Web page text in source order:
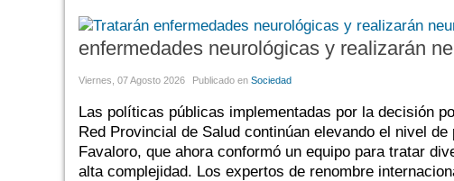
enfermedades neurológicas y realizarán
Viernes, 07 Agosto 2026 Publicado en Sociedad
Las políticas públicas implementadas por la decisión
Red Provincial de Salud continúan elevando el nivel
Favaloro, que ahora conformó un equipo para tratar
alta complejidad. Los expertos de renombre